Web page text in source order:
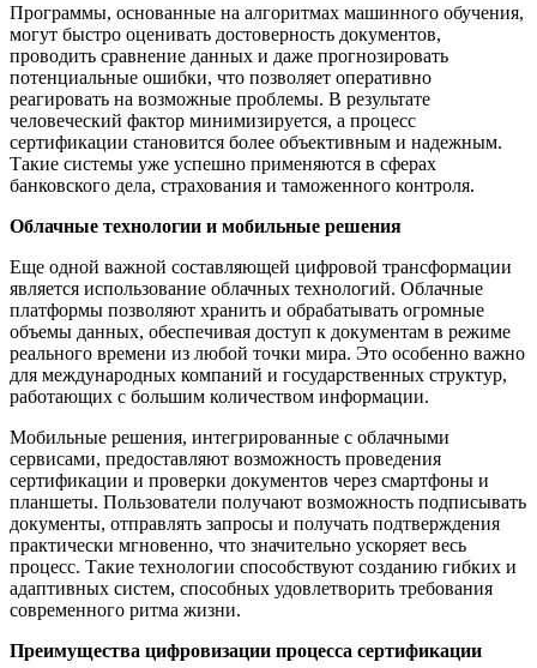
Программы, основанные на алгоритмах машинного обучения,
могут быстро оценивать достоверность документов,
проводить сравнение данных и даже прогнозировать
потенциальные ошибки, что позволяет оперативно
реагировать на возможные проблемы. В результате
человеческий фактор минимизируется, а процесс
сертификации становится более объективным и надежным.
Такие системы уже успешно применяются в сферах
банковского дела, страхования и таможенного контроля.
Облачные технологии и мобильные решения
Еще одной важной составляющей цифровой трансформации
является использование облачных технологий. Облачные
платформы позволяют хранить и обрабатывать огромные
объемы данных, обеспечивая доступ к документам в режиме
реального времени из любой точки мира. Это особенно важно
для международных компаний и государственных структур,
работающих с большим количеством информации.
Мобильные решения, интегрированные с облачными
сервисами, предоставляют возможность проведения
сертификации и проверки документов через смартфоны и
планшеты. Пользователи получают возможность подписывать
документы, отправлять запросы и получать подтверждения
практически мгновенно, что значительно ускоряет весь
процесс. Такие технологии способствуют созданию гибких и
адаптивных систем, способных удовлетворить требования
современного ритма жизни.
Преимущества цифровизации процесса сертификации